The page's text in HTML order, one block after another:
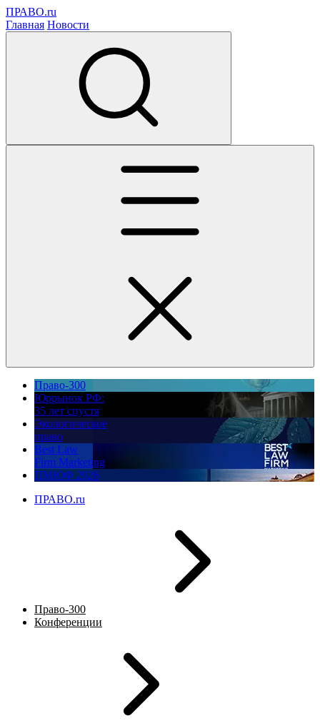
ПРАВО.ru
Главная Новости
Право-300
Юррынок РФ:
35 лет спустя
Экологическое
право
Best Law
Firm Marketing
ПМЮФ 2026
ПРАВО.ru
Право-300
Конференции